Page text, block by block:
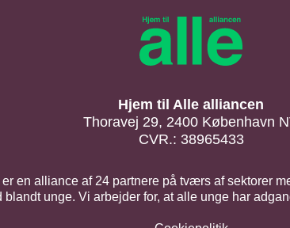
Hjem til Alle alliancen
Thoravej 29, 2400 København
CVR.: 38965433
er en alliance af 24 partnere på tværs af sektorer
blandt unge. Vi arbejder for, at alle unge har